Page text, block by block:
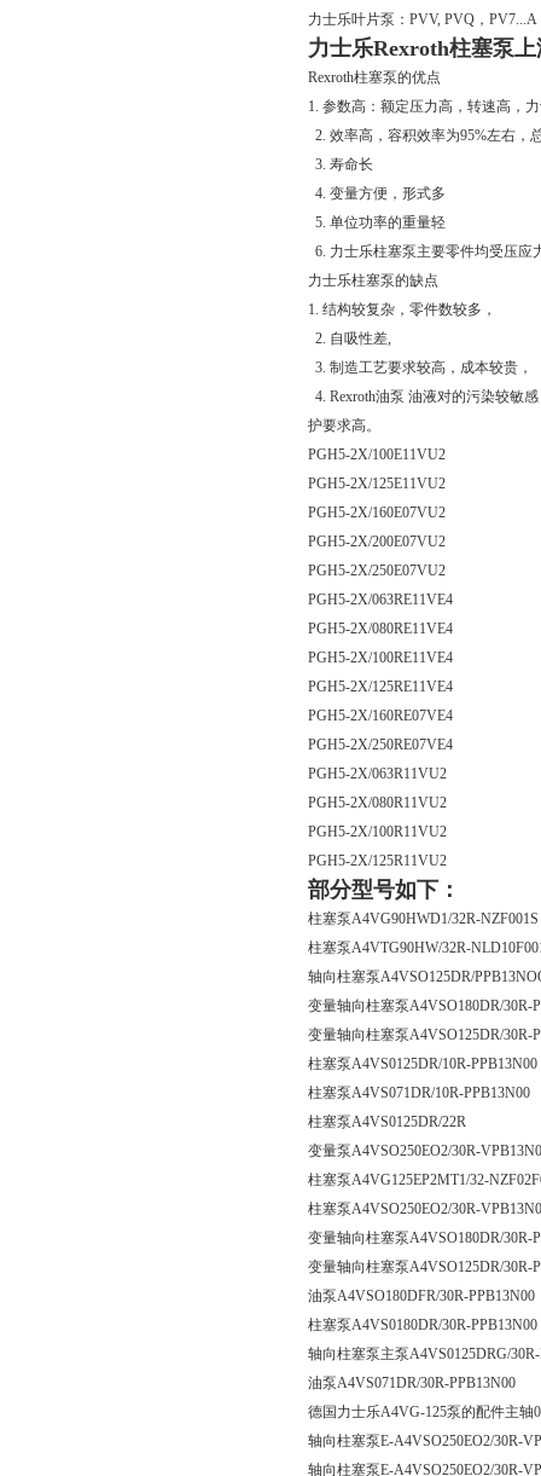
力士乐叶片泵：PVV, PVQ，
力士乐Rexroth柱塞泵
Rexroth柱塞泵的优点
1. 参数高：额定压力高，转速高，
2. 效率高，容积效率为95%左右，
3. 寿命长
4. 变量方便，形式多
5. 单位功率的重量轻
6. 力士乐柱塞泵主要零件均受压应
力士乐柱塞泵的缺点
1. 结构较复杂，零件数较多，
2. 自吸性差,
3. 制造工艺要求较高，成本较贵，
4. Rexroth油泵 油液对的污染较敏
护要求高。
PGH5-2X/100E11VU2
PGH5-2X/125E11VU2
PGH5-2X/160E07VU2
PGH5-2X/200E07VU2
PGH5-2X/250E07VU2
PGH5-2X/063RE11VE4
PGH5-2X/080RE11VE4
PGH5-2X/100RE11VE4
PGH5-2X/125RE11VE4
PGH5-2X/160RE07VE4
PGH5-2X/250RE07VE4
PGH5-2X/063R11VU2
PGH5-2X/080R11VU2
PGH5-2X/100R11VU2
PGH5-2X/125R11VU2
部分型号如下：
柱塞泵A4VG90HWD1/32R-NZF001S
柱塞泵A4VTG90HW/32R-
轴向柱塞泵A4VSO125DR/
变量轴向柱塞泵A4VSO180DR/30R-
变量轴向柱塞泵A4VSO125DR/30R-
柱塞泵A4VS0125DR/10R-PPB13N00
柱塞泵A4VS071DR/10R-PPB13N00
柱塞泵A4VS0125DR/22R
变量泵A4VSO250EO2/30R-
柱塞泵A4VG125EP2MT1/32-
柱塞泵A4VSO250EO2/30R-
变量轴向柱塞泵A4VSO180DR/30R-
变量轴向柱塞泵A4VSO125DR/30R-
油泵A4VSO180DFR/30R-PPB13N00
柱塞泵A4VS0180DR/30R-PPB13N00
轴向柱塞泵主泵A4VS0125DRG/
油泵A4VS071DR/30R-PPB13N00
德国力士乐A4VG-125泵的配件主轴
轴向柱塞泵E-A4VSO250EO2/30R-
轴向柱塞泵E-A4VSO250EO2/30R-